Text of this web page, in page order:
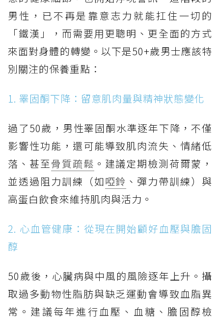
男性，已不再是靠意志力就能扛住一切的
「鐵漢」，而需要用更聰明、更全面的方式
來面對身體的轉變。以下是50+歲男士應該特
別關注的保養重點：
1. 睪固酮下降：留意肌肉量與精神狀態變化
過了50歲，男性睪固酮水準逐年下降，不僅
影響性功能，還可能導致肌肉流失、情緒低
落、甚至骨質疏鬆 。建議定期檢測荷爾蒙，
並透過阻力訓練（如啞鈴 、彈力帶訓練）與
高蛋白飲食來維持肌肉與活力。
2. 心血管健康：從現在開始顧好血壓與膽固
醇
50歲後，心臟病與中風的風險逐年上升。攝
取過多動物性脂肪與缺乏運動會導致血脂異
常。建議每年進行血壓、血糖、膽固醇檢